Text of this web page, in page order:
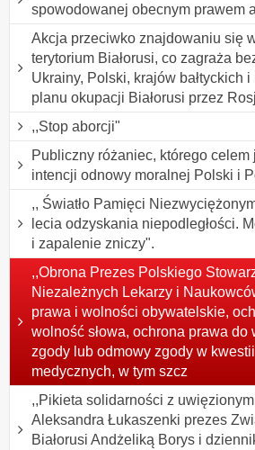
spowodowanej obecnym prawem
Akcja przeciwko znajdowaniu się
terytorium Białorusi, co zagraża
Ukrainy, Polski, krajów bałtyckich
planu okupacji Białorusi przez
,,Stop aborcji"
Publiczny różaniec, którego celem
intencji odnowy moralnej Polski i
,, Światło Pamięci
lecia odzyskania niepodległości.
i zapalenie zniczy".
,,Obrona Prezes Polskiego
Niezależnych Lekarzy i
prawa i wolności obywatelskie,
wolność słowa, ochrona prawa
zgody lub odmowy zgody w
medycznych, w tym szcz
,,Pikieta solidarności z
Aleksandra Łukaszenki prezes
Białorusi Andżeliką Borys i